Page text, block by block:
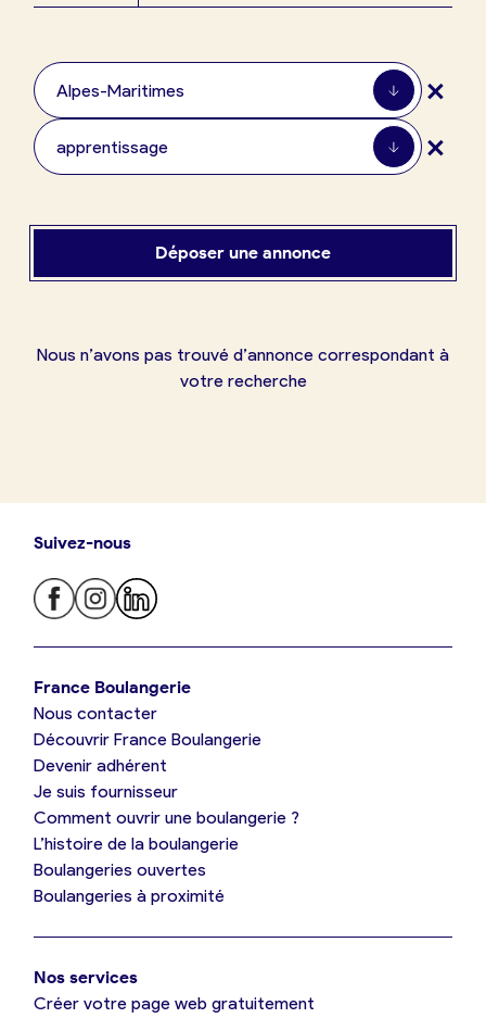
Je trouve ma boulangerie
Je suis boulanger
Je découvre France Boulangerie
Mes tarifs
Je référence ma boulangerie (gratuit)
Je crée mon compte Connexion
Alpes-Maritimes +
apprentissage +
Déposer une annonce
Nous n’avons pas trouvé d’annonce correspondant à
votre recherche
Suivez-nous
France Boulangerie
Nous contacter
Découvrir France Boulangerie
Devenir adhérent
Je suis fournisseur
Comment ouvrir une boulangerie ?
L’histoire de la boulangerie
Boulangeries ouvertes
Boulangeries à proximité
Nos services
Créer votre page web gratuitement